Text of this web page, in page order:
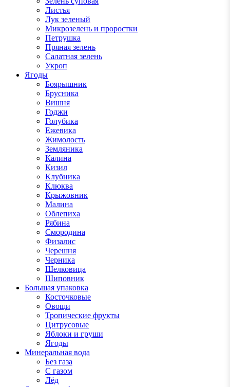
Листья
Лук зеленый
Микрозелень и проростки
Петрушка
Пряная зелень
Салатная зелень
Укроп
Ягоды
Боярышник
Брусника
Вишня
Годжи
Голубика
Ежевика
Жимолость
Земляника
Калина
Кизил
Клубника
Клюква
Крыжовник
Малина
Облепиха
Рябина
Смородина
Физалис
Черешня
Черника
Шелковица
Шиповник
Большая упаковка
Косточковые
Овощи
Тропические фрукты
Цитрусовые
Яблоки и груши
Ягоды
Минеральная вода
Без газа
С газом
Лёд